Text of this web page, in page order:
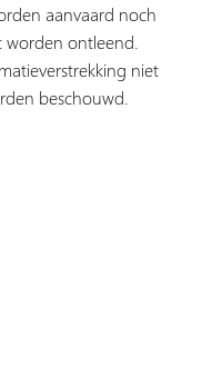
aanvaard noch
ontleend.
niet
beschouwd.